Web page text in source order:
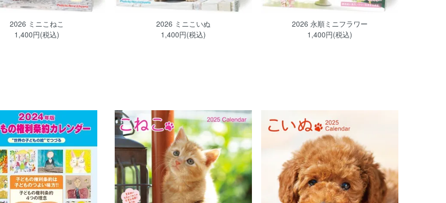
2026 ミニこねこ
1,400円(税込)
2026 ミニこいぬ
1,400円(税込)
2026 永順ミニフラワー
1,400円(税込)